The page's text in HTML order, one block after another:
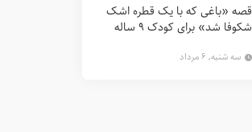
قصه «باغی که با یک قطره اشک
شکوفا شد» برای کودک ۹ ساله
سه شنبه, ۶ مرداد